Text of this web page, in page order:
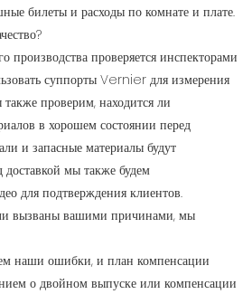
билеты и расходы по комнате и плате.
проверяется инспекторами
суппорты Vernier для измерения
проверим, находится ли
в хорошем состоянии перед
и запасные материалы будут
доставкой мы также будем
для подтверждения клиентов.
вызваны вашими причинами, мы
наши ошибки, и план компенсации
о двойном выпуске или компенсации